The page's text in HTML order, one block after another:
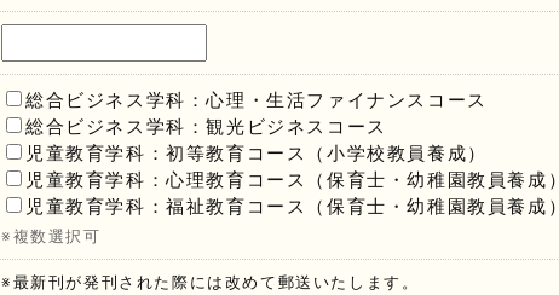
総合ビジネス学科：心理・生活ファイナンスコース
総合ビジネス学科：観光ビジネスコース
児童教育学科：初等教育コース（小学校教員養成）
児童教育学科：心理教育コース（保育士・幼稚園教員養成）
児童教育学科：福祉教育コース（保育士・幼稚園教員養成）
※複数選択可
※最新刊が発刊された際には改めて郵送いたします。